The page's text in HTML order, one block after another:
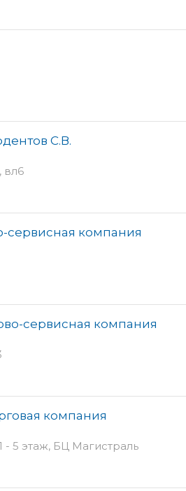
С.В.
вл6
сервисная компания
сервисная компания
компания
- 5 этаж, БЦ Магистраль